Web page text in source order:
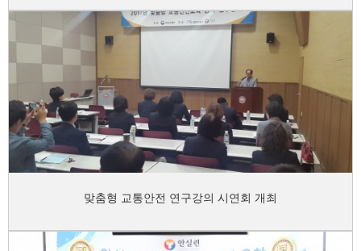
맞춤형 교통안전 연구강의 시연회 개최